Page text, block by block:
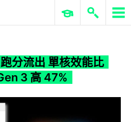
ERP 與商業 AI
分流出 單核效能比
3 高 47%